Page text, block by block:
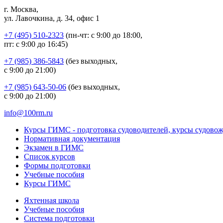
г. Москва,
ул. Лавочкина, д. 34, офис 1
+7 (495) 510-2323 (пн-чт: с 9:00 до 18:00,
пт: с 9:00 до 16:45)
+7 (985) 386-5843 (без выходных,
с 9:00 до 21:00)
+7 (985) 643-50-06 (без выходных,
с 9:00 до 21:00)
info@100rm.ru
Курсы ГИМС - подготовка судоводителей, курсы
Нормативная документация
Экзамен в ГИМС
Список курсов
Формы подготовки
Учебные пособия
Курсы ГИМС
Яхтенная школа
Учебные пособия
Cистема подготовки